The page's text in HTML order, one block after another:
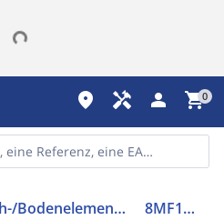
place handyman person shopping_cart0
Dach-/Bodenelement (Gehäuse/Schaltschrank) 8MF10942UD110A